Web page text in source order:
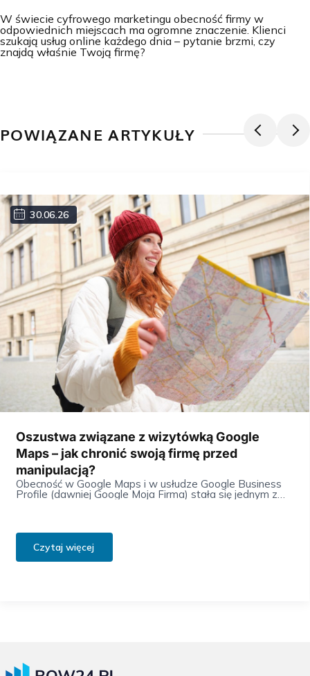
W świecie cyfrowego marketingu obecność firmy w
odpowiednich miejscach ma ogromne znaczenie. Klienci
szukają usług online każdego dnia – pytanie brzmi, czy
znajdą właśnie Twoją firmę?
POWIĄZANE ARTYKUŁY
30.06.26
Oszustwa związane z wizytówką Google
Maps – jak chronić swoją firmę przed
manipulacją?
Obecność w Google Maps i w usłudze Google Business
Profile (dawniej Google Moja Firma) stała się jednym z
Czytaj więcej